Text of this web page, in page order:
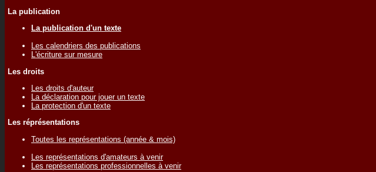
La publication
La publication d'un texte
Les calendriers des publications
L'écriture sur mesure
Les droits
Les droits d'auteur
La déclaration pour jouer un texte
La protection d'un texte
Les réprésentations
Toutes les représentations (année & mois)
Les représentations d'amateurs à venir
Les représentations professionnelles à venir